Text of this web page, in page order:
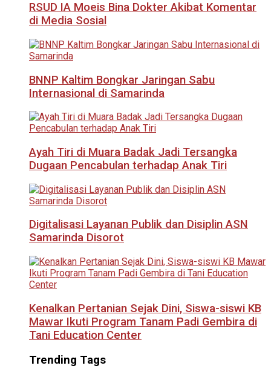
RSUD IA Moeis Bina Dokter Akibat Komentar
di Media Sosial
BNNP Kaltim Bongkar Jaringan Sabu
Internasional di Samarinda
Ayah Tiri di Muara Badak Jadi Tersangka
Dugaan Pencabulan terhadap Anak Tiri
Digitalisasi Layanan Publik dan Disiplin ASN
Samarinda Disorot
Kenalkan Pertanian Sejak Dini, Siswa-siswi KB
Mawar Ikuti Program Tanam Padi Gembira di
Tani Education Center
Trending Tags